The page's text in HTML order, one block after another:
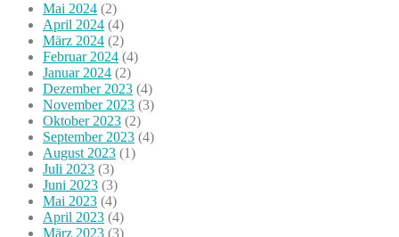
Mai 2024 (2)
April 2024 (4)
März 2024 (2)
Februar 2024 (4)
Januar 2024 (2)
Dezember 2023 (4)
November 2023 (3)
Oktober 2023 (2)
September 2023 (4)
August 2023 (1)
Juli 2023 (3)
Juni 2023 (3)
Mai 2023 (4)
April 2023 (4)
März 2023 (3)